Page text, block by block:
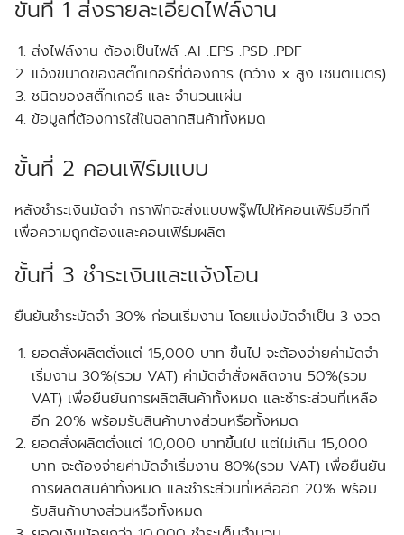
ขั้นที่ 1 ส่งรายละเอียดไฟล์งาน
ส่งไฟล์งาน ต้องเป็นไฟล์ .AI .EPS .PSD .PDF
แจ้งขนาดของสติ๊กเกอร์ที่ต้องการ (กว้าง x สูง เซนติเมตร)
ชนิดของสติ๊กเกอร์ และ จำนวนแผ่น
ข้อมูลที่ต้องการใส่ในฉลากสินค้าทั้งหมด
ขั้นที่ 2 คอนเฟิร์มแบบ
หลังชำระเงินมัดจำ กราฟิกจะส่งแบบพรู๊ฟไปให้คอนเฟิร์มอีกที
เพื่อความถูกต้องและคอนเฟิร์มผลิต
ขั้นที่ 3 ชำระเงินและแจ้งโอน
ยืนยันชำระมัดจำ 30% ก่อนเริ่มงาน โดยแบ่งมัดจำเป็น 3 งวด
ยอดสั่งผลิตตั่งแต่ 15,000 บาท ขึ้นไป จะต้องจ่ายค่ามัดจำ
เริ่มงาน 30%(รวม VAT) ค่ามัดจำสั่งผลิตงาน 50%(รวม
VAT) เพื่อยืนยันการผลิตสินค้าทั้งหมด และชำระส่วนที่เหลือ
อีก 20% พร้อมรับสินค้าบางส่วนหรือทั้งหมด
ยอดสั่งผลิตตั่งแต่ 10,000 บาทขึ้นไป แต่ไม่เกิน 15,000
บาท จะต้องจ่ายค่ามัดจำเริ่มงาน 80%(รวม VAT) เพื่อยืนยัน
การผลิตสินค้าทั้งหมด และชำระส่วนที่เหลืออีก 20% พร้อม
รับสินค้าบางส่วนหรือทั้งหมด